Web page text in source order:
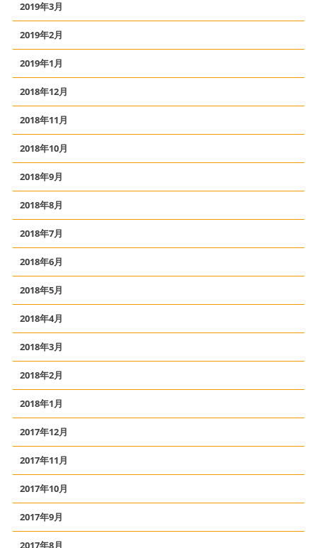
2019年3月
2019年2月
2019年1月
2018年12月
2018年11月
2018年10月
2018年9月
2018年8月
2018年7月
2018年6月
2018年5月
2018年4月
2018年3月
2018年2月
2018年1月
2017年12月
2017年11月
2017年10月
2017年9月
2017年8月